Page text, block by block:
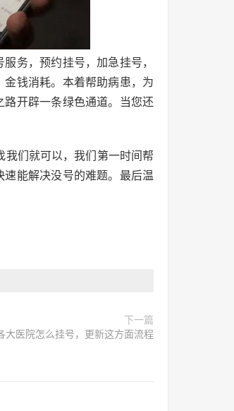
务，预约挂号，加急挂号，
钱消耗。本着帮助病患，为
开辟一条绿色通道。当您还
我们就可以，我们第一时间帮
能解决没号的难题。最后温
下一篇
大医院怎么挂号，更新这方面流程